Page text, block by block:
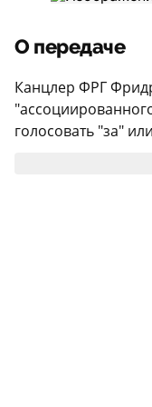
О передаче
Канцлер ФРГ
голосовать "за"